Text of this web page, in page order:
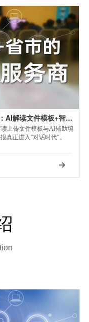
卓云数据填报系统升级：AI解读文件模板+智能辅助填报，让数据上报不再是体力活
上传文件模板与AI辅助填
真正进入"对话时代"。
